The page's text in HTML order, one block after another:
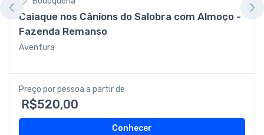
Caiaque nos Cânions do Salobra com Almoço -
Fazenda Remanso
Aventura
Preço por pessoa a partir de
R$520,00
Conhecer